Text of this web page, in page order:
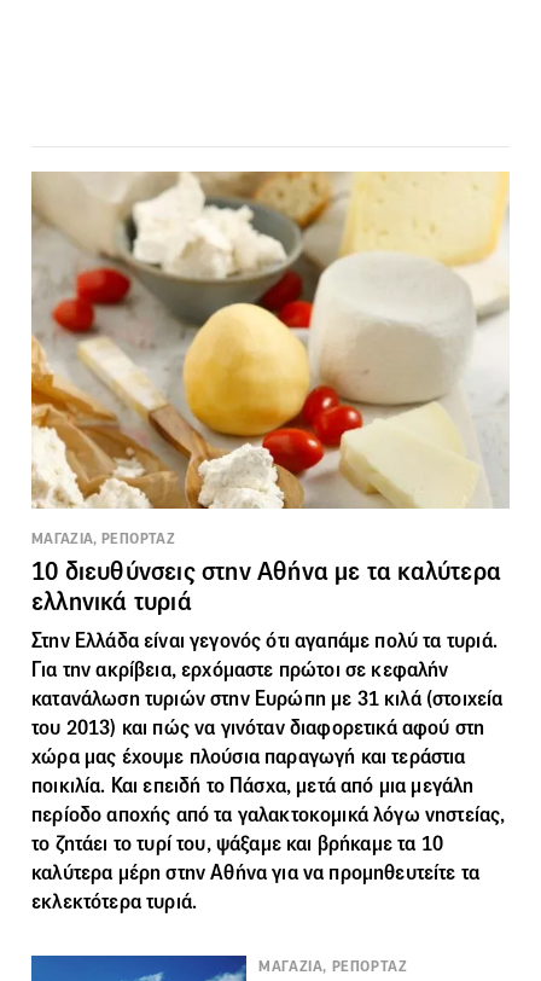
ΜΑΓΑΖΙΑ, ΡΕΠΟΡΤΑΖ
10 διευθύνσεις στην Αθήνα με τα καλύτερα
ελληνικά τυριά
Στην Ελλάδα είναι γεγονός ότι αγαπάμε πολύ τα τυριά.
Για την ακρίβεια, ερχόμαστε πρώτοι σε κεφαλήν
κατανάλωση τυριών στην Ευρώπη με 31 κιλά (στοιχεία
του 2013) και πώς να γινόταν διαφορετικά αφού στη
χώρα μας έχουμε πλούσια παραγωγή και τεράστια
ποικιλία. Και επειδή το Πάσχα, μετά από μια μεγάλη
περίοδο αποχής από τα γαλακτοκομικά λόγω νηστείας,
το ζητάει το τυρί του, ψάξαμε και βρήκαμε τα 10
καλύτερα μέρη στην Αθήνα για να προμηθευτείτε τα
εκλεκτότερα τυριά.
ΜΑΓΑΖΙΑ, ΡΕΠΟΡΤΑΖ